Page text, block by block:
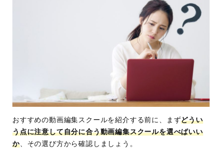
おすすめの動画編集スクールを紹介する前に、まずどうい
う点に注意して自分に合う動画編集スクールを選べばいい
か、その選び方から確認しましょう。